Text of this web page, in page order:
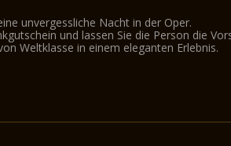
unvergessliche Nacht in der Oper.
und lassen Sie die Person die
Weltklasse in einem eleganten Erlebnis.